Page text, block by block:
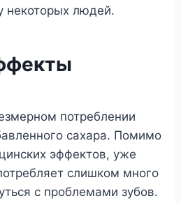
некоторых людей.
потреблении
сахара. Помимо
эффектов, уже
слишком много
с проблемами зубов.